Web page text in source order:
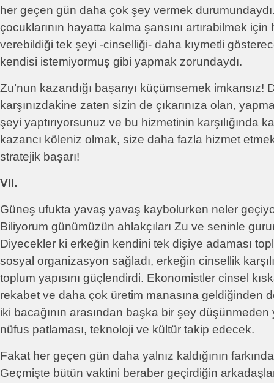
her geçen gün daha çok şey vermek
çocuklarının hayatta kalma şansını artırabilmek
verebildiği tek şeyi -cinselliği- daha kıymetli
kendisi istemiyormuş gibi yapmak zorundaydı.
Zu’nun kazandığı başarıyı küçümsemek imkansız!
karşınızdakine zaten sizin de çıkarınıza olan,
şeyi yaptırıyorsunuz ve bu hizmetinin karşılığında
kazancı köleniz olmak, size daha fazla hizmet
stratejik başarı!
VII.
Güneş ufukta yavaş yavaş kaybolurken neler
Biliyorum günümüzün ahlakçıları Zu ve seninle
Diyecekler ki erkeğin kendini tek dişiye adaması
sosyal organizasyon sağladı, erkeğin cinsellik
toplum yapısını güçlendirdi. Ekonomistler cinsel
rekabet ve daha çok üretim manasına geldiğinden
iki bacağının arasından başka bir şey düşünmeden
nüfus patlaması, teknoloji ve kültür takip edecek.
Fakat her geçen gün daha yalnız kaldığının
Geçmişte bütün vaktini beraber geçirdiğin